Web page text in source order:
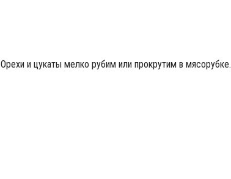
Орехи и цукаты мелко рубим или прокрутим в мясорубке.